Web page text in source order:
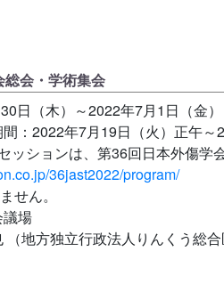
会・学術集会
日（木）～2022年7月1日（金）
：2022年7月19日（火）正午
ッションは、第36回日本外傷学
36jast2022/program/
せん。
場
方独立行政法人りんくう総合